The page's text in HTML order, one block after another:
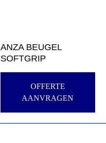
ANZA BEUGEL
SOFTGRIP
OFFERTE
AANVRAGEN